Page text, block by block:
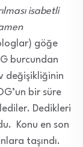
isabetli
göğe
burcundan
değişikliğinin
bir süre
Dedikleri
Konu en son
taşındı.